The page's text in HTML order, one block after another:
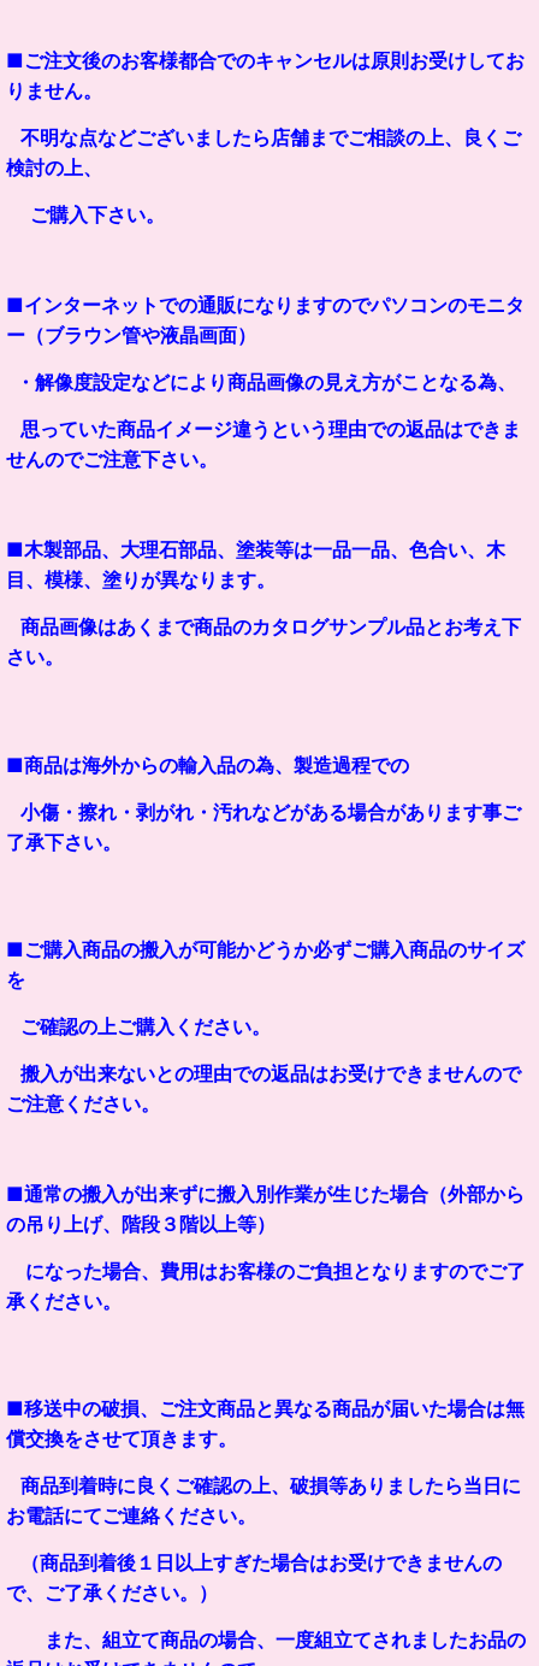
■ご注文後のお客様都合でのキャンセルは原則お受けしてお
りません。
不明な点などございましたら店舗までご相談の上、 良くご
検討の上、
ご購入下さい。
■インターネットでの通販になりますのでパソコンのモニタ
ー（ブラウン管や液晶画面）
・解像度設定などにより商品画像の見え方がことなる為、
思っていた商品イメージ違うという理由での返品はできま
せんのでご注意下さい。
■木製部品、大理石部品、塗装等は一品一品、色合い、木
目、模様、塗りが異なります。
商品画像はあくまで商品のカタログサンプル品とお考え下
さい。
■商品は海外からの輸入品の為、製造過程での
小傷・擦れ・剥がれ・汚れなどがある場合があります事ご
了承下さい。
■ご購入商品の搬入が可能かどうか必ずご購入商品のサイズ
を
ご確認の上ご購入ください。
搬入が出来ないとの理由での返品はお受けできませんので
ご注意ください。
■通常の搬入が出来ずに搬入別作業が生じた場合（外部から
の吊り上げ、階段３階以上等）
になった場合、費用はお客様のご負担となりますのでご了
承ください。
■移送中の破損、ご注文商品と異なる商品が届いた場合は無
償交換をさせて頂きます。
商品到着時に良くご確認の上、破損等ありましたら当日に
お電話にてご連絡ください。
（商品到着後１日以上すぎた場合はお受けできませんの
で、ご了承ください。）
また、組立て商品の場合、一度組立てされましたお品の